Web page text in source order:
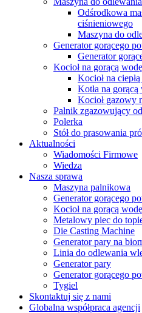
Odśrodkowa
ciśnieniowego
Maszyna do
Generator gorącego
Generator
Kocioł na gorącą wodę
Kocioł na
Kotła na
Kocioł gazowy
Palnik zgazowujący
Polerka
Stół do prasowania
Aktualności
Wiadomości Firmowe
Wiedza
Nasza sprawa
Maszyna palnikowa
Generator gorącego
Kocioł na gorącą wodę
Metalowy piec do
Die Casting Machine
Generator pary na
Linia do odlewania
Generator pary
Generator gorącego
Tygiel
Skontaktuj się z nami
Globalna współpraca agencji